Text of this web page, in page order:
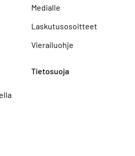
Medialle
Laskutusosoitteet
Vierailuohje
Tietosuoja